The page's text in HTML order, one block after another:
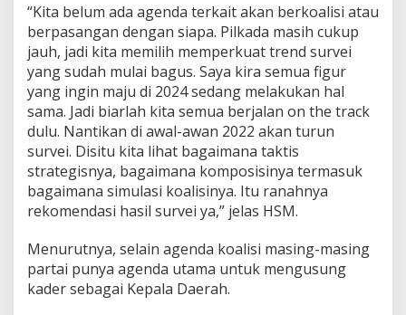
a
n
“Kita belum ada agenda terkait akan berkoalisi atau
berpasangan dengan siapa. Pilkada masih cukup
jauh, jadi kita memilih memperkuat trend survei
yang sudah mulai bagus. Saya kira semua figur
yang ingin maju di 2024 sedang melakukan hal
sama. Jadi biarlah kita semua berjalan on the track
dulu. Nantikan di awal-awan 2022 akan turun
survei. Disitu kita lihat bagaimana taktis
strategisnya, bagaimana komposisinya termasuk
bagaimana simulasi koalisinya. Itu ranahnya
rekomendasi hasil survei ya,” jelas HSM.
Menurutnya, selain agenda koalisi masing-masing
partai punya agenda utama untuk mengusung
kader sebagai Kepala Daerah.